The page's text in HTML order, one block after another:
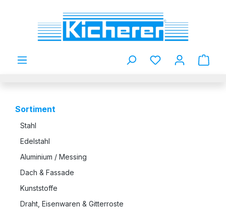
Zum Hauptinhalt springen
Du hast 0
Sortiment
Stahl
Edelstahl
Aluminium / Messing
Dach & Fassade
Kunststoffe
Draht, Eisenwaren & Gitterroste